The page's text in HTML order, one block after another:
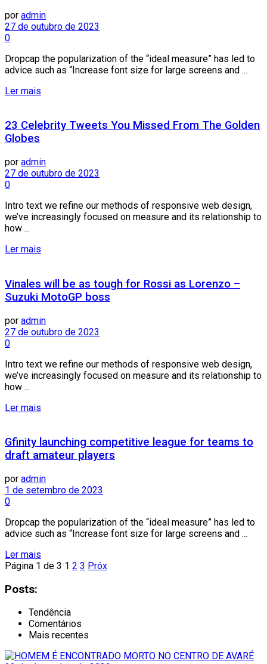
por admin
27 de outubro de 2023
0
Dropcap the popularization of the “ideal measure” has led to
advice such as “Increase font size for large screens and ...
Ler mais
23 Celebrity Tweets You Missed From The Golden
Globes
por admin
27 de outubro de 2023
0
Intro text we refine our methods of responsive web design,
we’ve increasingly focused on measure and its relationship to
how ...
Ler mais
Vinales will be as tough for Rossi as Lorenzo –
Suzuki MotoGP boss
por admin
27 de outubro de 2023
0
Intro text we refine our methods of responsive web design,
we’ve increasingly focused on measure and its relationship to
how ...
Ler mais
Gfinity launching competitive league for teams to
draft amateur players
por admin
1 de setembro de 2023
0
Dropcap the popularization of the “ideal measure” has led to
advice such as “Increase font size for large screens and ...
Ler mais
Página 1 de 3 1 2 3 Próx
Posts:
Tendência
Comentários
Mais recentes